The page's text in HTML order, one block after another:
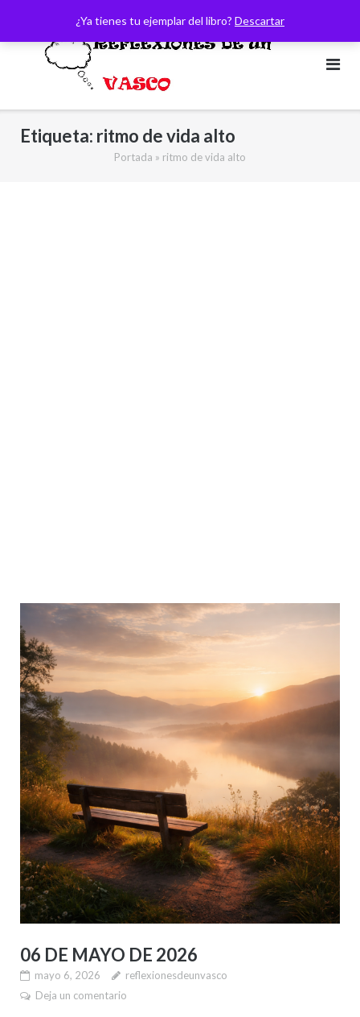
¿Ya tienes tu ejemplar del libro? Descartar
contenido
Etiqueta: ritmo de vida alto
Portada » ritmo de vida alto
06 DE MAYO DE 2026
mayo 6, 2026
reflexionesdeunvasco
Deja un comentario